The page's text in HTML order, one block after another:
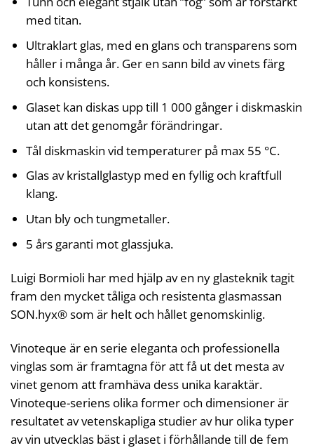
med titan.
Ultraklart glas, med en glans och transparens som
håller i många år. Ger en sann bild av vinets färg
och konsistens.
Glaset kan diskas upp till 1 000 gånger i diskmaskin
utan att det genomgår förändringar.
Tål diskmaskin vid temperaturer på max 55 °C.
Glas av kristallglastyp med en fyllig och kraftfull
klang.
Utan bly och tungmetaller.
5 års garanti mot glassjuka.
Luigi Bormioli har med hjälp av en ny glasteknik tagit
fram den mycket tåliga och resistenta glasmassan
SON.hyx® som är helt och hållet genomskinlig.
Vinoteque är en serie eleganta och professionella
vinglas som är framtagna för att få ut det mesta av
vinet genom att framhäva dess unika karaktär.
Vinoteque-seriens olika former och dimensioner är
resultatet av vetenskapliga studier av hur olika typer
av vin utvecklas bäst i glaset i förhållande till de fem